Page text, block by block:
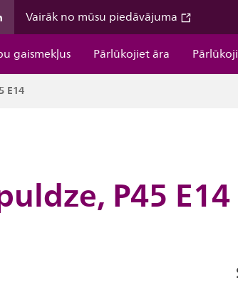
Vairāk no mūsu piedāvājuma
gaismekļus Pārlūkojiet āra
E14
P45 E14